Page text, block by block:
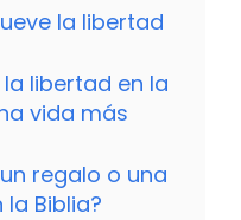
la libertad
libertad en la
vida más
regalo o una
Biblia?